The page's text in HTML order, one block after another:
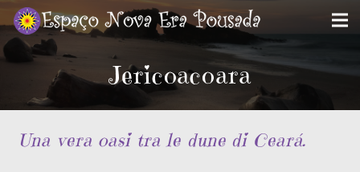
Jericoacoara
Una vera oasi tra le dune di Ceará.